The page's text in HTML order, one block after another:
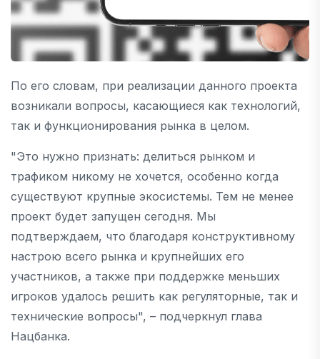
По его словам, при реализации данного проекта
возникали вопросы, касающиеся как технологий,
так и функционирования рынка в целом.
"Это нужно признать: делиться рынком и
трафиком никому не хочется, особенно когда
существуют крупные экосистемы. Тем не менее
проект будет запущен сегодня. Мы
подтверждаем, что благодаря конструктивному
настрою всего рынка и крупнейших его
участников, а также при поддержке меньших
игроков удалось решить как регуляторные, так и
технические вопросы", – подчеркнул глава
Нацбанка.